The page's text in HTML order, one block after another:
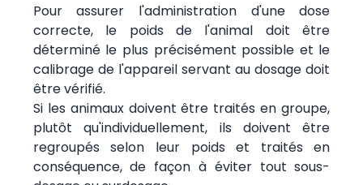
Pour assurer l'administration d'une dose
correcte, le poids de l'animal doit être
déterminé le plus précisément possible et le
calibrage de l'appareil servant au dosage doit
être vérifié.
Si les animaux doivent être traités en groupe,
plutôt qu'individuellement, ils doivent être
regroupés selon leur poids et traités en
conséquence, de façon à éviter tout sous-